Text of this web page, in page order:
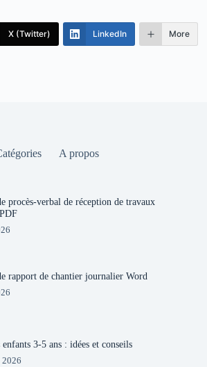
X (Twitter) LinkedIn More
A propos
procès-verbal de réception de travaux
rapport de chantier journalier Word
3-5 ans : idées et conseils